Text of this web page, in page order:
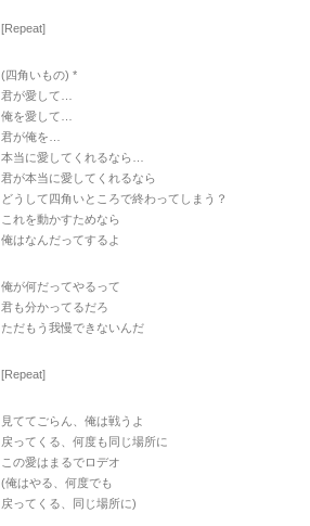
[Repeat]
(四角いもの) *
君が愛して…
俺を愛して…
君が俺を…
本当に愛してくれるなら…
君が本当に愛してくれるなら
どうして四角いところで終わってしまう？
これを動かすためなら
俺はなんだってするよ
俺が何だってやるって
君も分かってるだろ
ただもう我慢できないんだ
[Repeat]
見ててごらん、俺は戦うよ
戻ってくる、何度も同じ場所に
この愛はまるでロデオ
(俺はやる、何度でも
戻ってくる、同じ場所に)